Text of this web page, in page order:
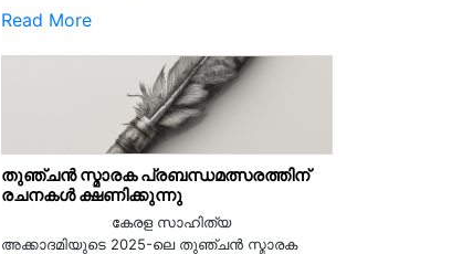
Read More
തുഞ്ചൻ സ്മാരക പ്രബന്ധമത്സരത്തിന്
രചനകൾ ക്ഷണിക്കുന്നു
കേരള സാഹിത്യ
അക്കാദമിയുടെ 2025-ലെ തുഞ്ചൻ സ്മാരക